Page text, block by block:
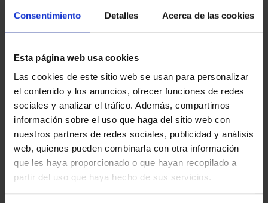
Consentimiento Detalles Acerca de las cookies
Esta página web usa cookies
Las cookies de este sitio web se usan para personalizar
el contenido y los anuncios, ofrecer funciones de redes
sociales y analizar el tráfico. Además, compartimos
información sobre el uso que haga del sitio web con
nuestros partners de redes sociales, publicidad y análisis
web, quienes pueden combinarla con otra información
que les haya proporcionado o que hayan recopilado a
partir del uso que haya hecho de sus servicios.
CIUDADES PATRIMONIO
- CÁCERES
73,00 €
CIUDADES PATRIMONIO
- ÁVILA
73,00 €